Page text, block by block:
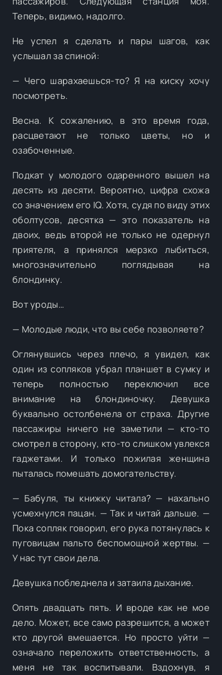
Теперь, видимо, надолго.
Не успел я сделать и пары шагов, как
услышал за спиной:
— Чего шарахаешься-то? Я на киску хочу
посмотреть.
Весна. К сожалению, в это время года,
расцветают не только цветы, но и
озабоченные.
Подкат у молодого одаренного вышел на
десять из десяти. Вероятно, цифра схожа
со значением его IQ. Хотя, судя по виду этих
оболтусов, десятка — это показатель на
двоих, ведь второй не только не одернул
приятеля, а принялся мерзко лыбиться,
многозначительно поглядывая на
блондинку.
Вот уроды…
— Молодые люди, что вы себе позволяете?
Оглянувшись через плечо, я увидел, как
один из сопляков убрал планшет в сумку и
теперь полностью переключил все
внимание на блондиночку. Девушка
буквально остолбенела от страха. Другие
пассажиры ничего не заметили — кто-то
смотрел в сторону, кто-то слишком увлекся
гаджетами. И только пожилая женщина
пыталась помешать домогательству.
— Бабуля, ты книжку читала? — нахально
усмехнулся пацан. — Так и читай дальше. —
Пока сопляк говорил, его рука потянулась к
пуговицам пальто беспомощной жертвы. —
У нас тут свои дела.
Девушка побледнела и затаила дыхание.
Опять двадцать пять. И вроде как не мое
дело. Может, все само разрешится, а может
кто другой вмешается. Но просто уйти —
означало переложить ответственность, а
меня не так воспитывали. Вздохнув, я